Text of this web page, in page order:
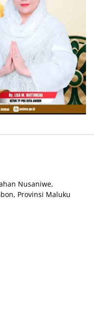
Nusaniwe,
Provinsi Maluku